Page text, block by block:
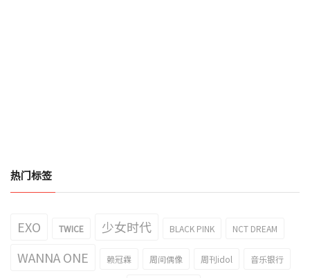
热门标签
EXO TWICE 少女时代 BLACK PINK NCT DREAM
WANNA ONE 赖冠霖 周间偶像 周刊idol 音乐银行